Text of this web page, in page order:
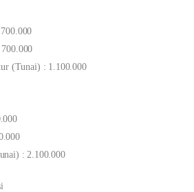
(Tunai) : 1.100.000
: 2.100.000